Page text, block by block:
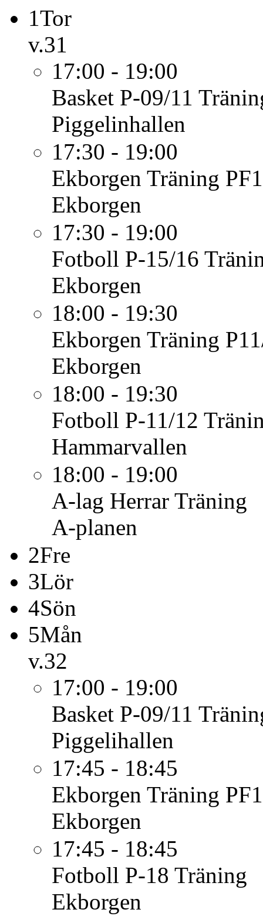
1Tor
v.31
17:00 - 19:00
Basket P-09/11
Piggelinhallen
17:30 - 19:00
Ekborgen Träning
Ekborgen
17:30 - 19:00
Fotboll P-15/16
Ekborgen
18:00 - 19:30
Ekborgen Träning
Ekborgen
18:00 - 19:30
Fotboll P-11/12
Hammarvallen
18:00 - 19:00
A-lag Herrar Träning
A-planen
2Fre
3Lör
4Sön
5Mån
v.32
17:00 - 19:00
Basket P-09/11
Piggelihallen
17:45 - 18:45
Ekborgen Träning
Ekborgen
17:45 - 18:45
Fotboll P-18 Träning
Ekborgen